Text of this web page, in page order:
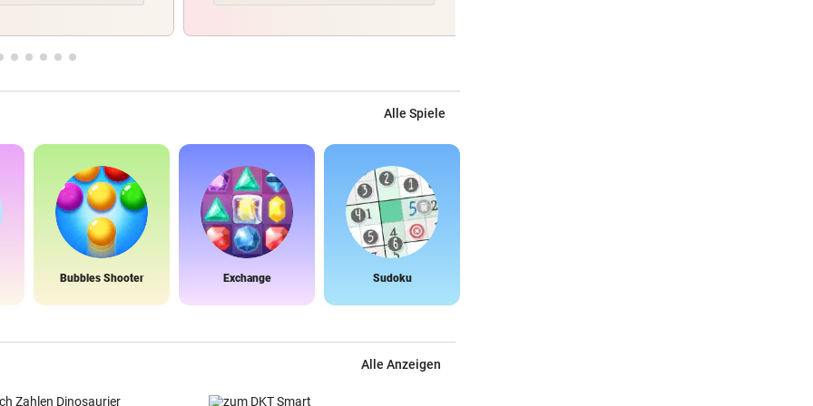
Alle Spiele
Bubbles Shooter Exchange Sudoku
Alle Anzeigen